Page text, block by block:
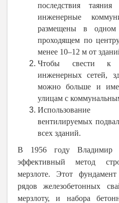
последствия
инженерные
размещены в одном
проходящем по
менее 10–12 м от
Чтобы свести к
инженерных сетей,
можно больше и
улицам с
вентилируемых
всех зданий.
В 1956 году Владимир
эффективный метод
мерзлоте. Этот
рядов железобетонных
мерзлоту, и набора